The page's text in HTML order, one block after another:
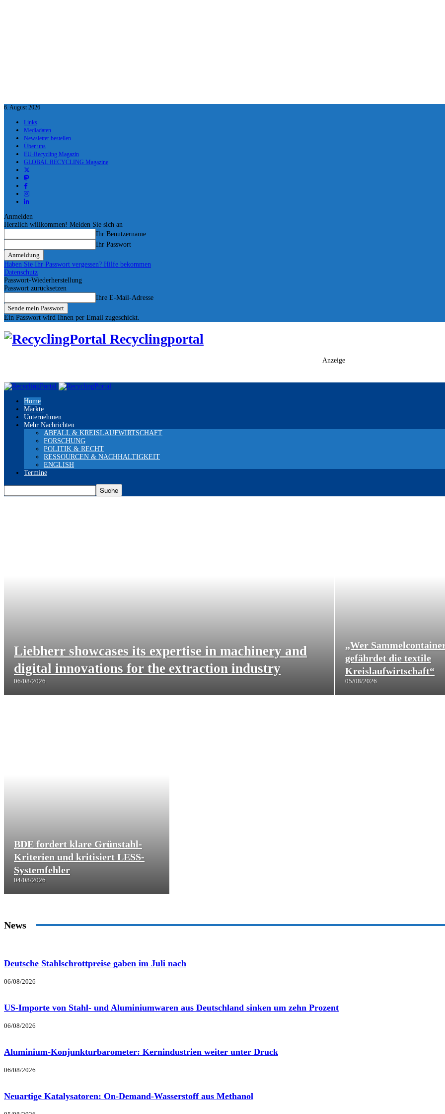
6. August 2026
Links
Mediadaten
Newsletter bestellen
Über uns
EU-Recycling Magazin
GLOBAL RECYCLING Magazine
Anmelden
Herzlich willkommen! Melden Sie sich an
Ihr Benutzername
Ihr Passwort
Haben Sie Ihr Passwort vergessen? Hilfe bekommen
Datenschutz
Passwort-Wiederherstellung
Passwort zurücksetzen
Ihre E-Mail-Adresse
Ein Passwort wird Ihnen per Email zugeschickt.
Recyclingportal
Anzeige
Home
Märkte
Unternehmen
Mehr Nachrichten
ABFALL & KREISLAUFWIRTSCHAFT
FORSCHUNG
POLITIK & RECHT
RESSOURCEN & NACHHALTIGKEIT
ENGLISH
Termine
Liebherr showcases its expertise in machinery and
digital innovations for the extraction industry
06/08/2026
„Wer
gefährdet die textile
Kreislaufwirtschaft“
05/08/2026
BDE fordert klare Grünstahl-
Kriterien und kritisiert LESS-
Systemfehler
04/08/2026
News
Deutsche Stahlschrottpreise gaben im Juli nach
06/08/2026
US-Importe von Stahl- und Aluminiumwaren aus Deutschland sinken um zehn Prozent
06/08/2026
Aluminium-Konjunkturbarometer: Kernindustrien weiter unter Druck
06/08/2026
Neuartige Katalysatoren: On-Demand-Wasserstoff aus Methanol